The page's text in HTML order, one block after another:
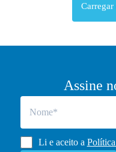
Carregar
Assine
Li e aceito a